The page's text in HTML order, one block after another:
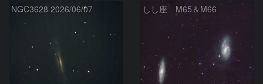
NGC3628 2026/06/07 しし座 M65＆M66